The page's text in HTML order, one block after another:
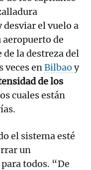
el vuelo a
de
la destreza del
veces enBilbao y
de los
cuales están
el sistema esté
un
todos. “De